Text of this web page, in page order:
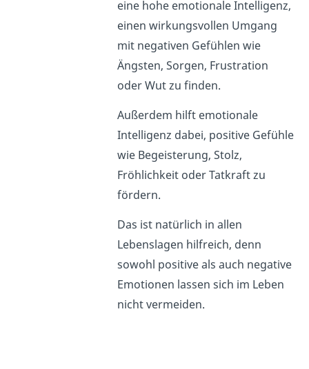
eine hohe emotionale Intelligenz,
einen wirkungsvollen Umgang
mit negativen Gefühlen wie
Ängsten, Sorgen, Frustration
oder Wut zu finden.
Außerdem hilft emotionale
Intelligenz dabei, positive Gefühle
wie Begeisterung, Stolz,
Fröhlichkeit oder Tatkraft zu
fördern.
Das ist natürlich in allen
Lebenslagen hilfreich, denn
sowohl positive als auch negative
Emotionen lassen sich im Leben
nicht vermeiden.